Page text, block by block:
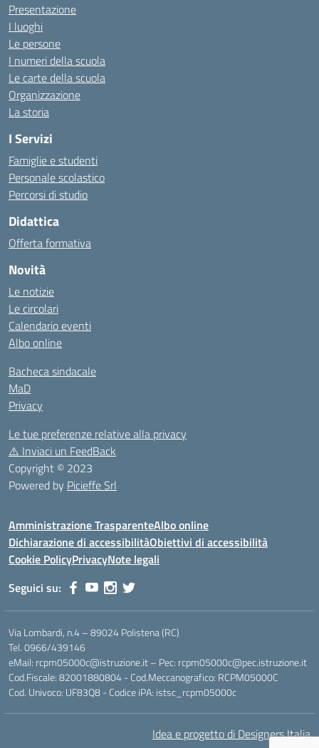
Presentazione
I luoghi
Le persone
I numeri della scuola
Le carte della scuola
Organizzazione
La storia
I Servizi
Famiglie e studenti
Personale scolastico
Percorsi di studio
Didattica
Offerta formativa
Novità
Le notizie
Le circolari
Calendario eventi
Albo online
Bacheca sindacale
MaD
Privacy
Le tue preferenze relative alla privacy
⚠️ Inviaci un FeedBack
Copyright © 2023
Powered by Picieffe Srl
Amministrazione TrasparenteAlbo online
Dichiarazione di accessibilitàObiettivi di accessibilità
Cookie PolicyPrivacyNote legali
Seguici su:
Via Lombardi, n.4 – 89024 Polistena (RC)
Tel. 0966/439146
eMail: rcpm05000c@istruzione.it – Pec: rcpm05000c@pec.istruzione.it
Cod.Fiscale: 82001880804 - Cod.Meccanografico: RCPM05000C
Cod. Univoco: UF83Q8 - Codice iPA: istsc_rcpm05000c
Idea e progetto di Designers Italia